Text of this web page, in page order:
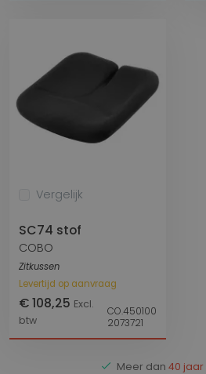
Vergelijk
SC74 stof
COBO
Zitkussen
Levertijd op aanvraag
€ 108,25 Excl.
btw
CO.450100
2073721
Meer dan 40 jaar